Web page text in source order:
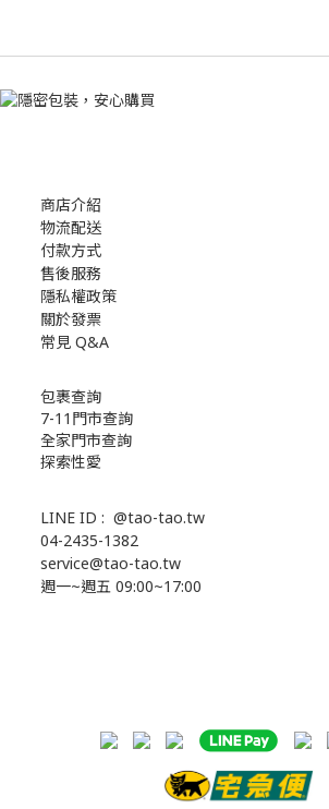
商店介紹
物流配送
付款方式
售後服務
隱私權政策
關於發票
常見 Q&A
包裹查詢
7-11門市查詢
全家門市查詢
探索性愛
LINE ID : @tao-tao.tw
04-2435-1382
service@tao-tao.tw
週一~週五 09:00~17:00